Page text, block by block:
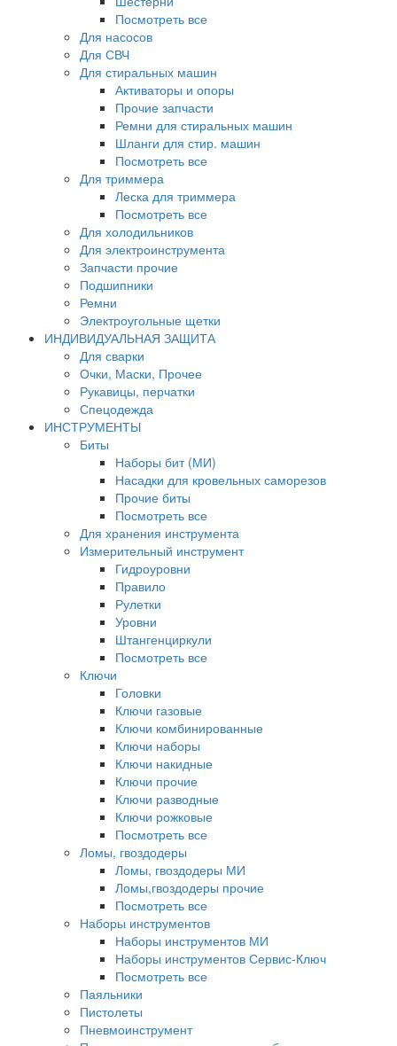
Посмотреть все
Для насосов
Для СВЧ
Для стиральных машин
Активаторы и опоры
Прочие запчасти
Ремни для стиральных машин
Шланги для стир. машин
Посмотреть все
Для триммера
Леска для триммера
Посмотреть все
Для холодильников
Для электроинструмента
Запчасти прочие
Подшипники
Ремни
Электроугольные щетки
ИНДИВИДУАЛЬНАЯ ЗАЩИТА
Для сварки
Очки, Маски, Прочее
Рукавицы, перчатки
Спецодежда
ИНСТРУМЕНТЫ
Биты
Наборы бит (МИ)
Насадки для кровельных саморезов
Прочие биты
Посмотреть все
Для хранения инструмента
Измерительный инструмент
Гидроуровни
Правило
Рулетки
Уровни
Штангенциркули
Посмотреть все
Ключи
Головки
Ключи газовые
Ключи комбинированные
Ключи наборы
Ключи накидные
Ключи прочие
Ключи разводные
Ключи рожковые
Посмотреть все
Ломы, гвоздодеры
Ломы, гвоздодеры МИ
Ломы,гвоздодеры прочие
Посмотреть все
Наборы инструментов
Наборы инструментов МИ
Наборы инструментов Сервис-Ключ
Посмотреть все
Паяльники
Пистолеты
Пневмоинструмент